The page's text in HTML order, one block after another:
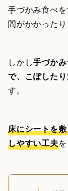
手づかみ食べ
間がかかった
しかし手づか
で、こぼした
す。
床にシートを
しやすい工夫